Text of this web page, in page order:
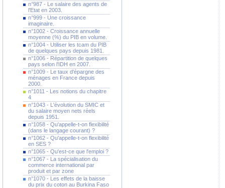
n°987 - Le salaire des agents de
l'Etat en 2003.
n°999 - Une croissance
imaginaire.
n°1002 - Croissance annuelle
moyenne (%) du PIB en volume.
n°1004 - Utiliser les tcam du PIB
de quelques pays depuis 1981.
n°1006 - Répartition de quelques
pays selon l'IDH en 2007.
n°1009 - Le taux d'épargne des
ménages en France depuis
2000.
n°1011 - Les notions du chapitre
4
n°1043 - L'évolution du SMIC et
du salaire moyen nets réels
depuis 1951.
n°1058 - Qu'appelle-t-on flexibilité
(dans le langage courant) ?
n°1062 - Qu'appelle-t-on flexibilité
en SES ?
n°1065 - Qu'est-ce que l'emploi ?
n°1067 - La spécialisation du
commerce international par
produit et par zone
n°1070 - Les effets de la baisse
du prix du coton au Burkina Faso